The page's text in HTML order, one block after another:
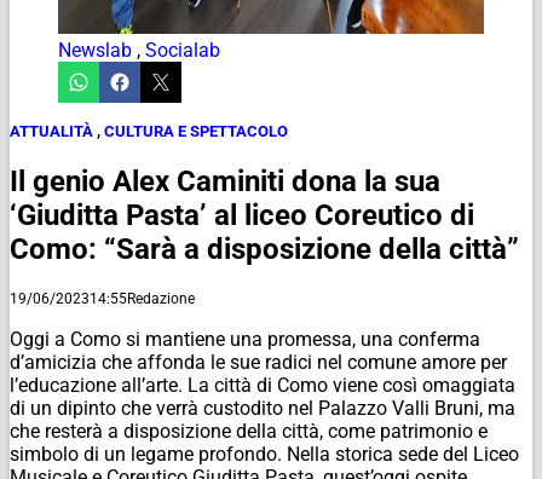
Newslab , Socialab
ATTUALITÀ , CULTURA E SPETTACOLO
Il genio Alex Caminiti dona la sua
‘Giuditta Pasta’ al liceo Coreutico di
Como: “Sarà a disposizione della città”
19/06/202314:55Redazione
Oggi a Como si mantiene una promessa, una conferma
d’amicizia che affonda le sue radici nel comune amore per
l’educazione all’arte. La città di Como viene così omaggiata
di un dipinto che verrà custodito nel Palazzo Valli Bruni, ma
che resterà a disposizione della città, come patrimonio e
simbolo di un legame profondo. Nella storica sede del Liceo